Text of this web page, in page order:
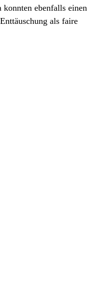
ebenfalls einen
als faire